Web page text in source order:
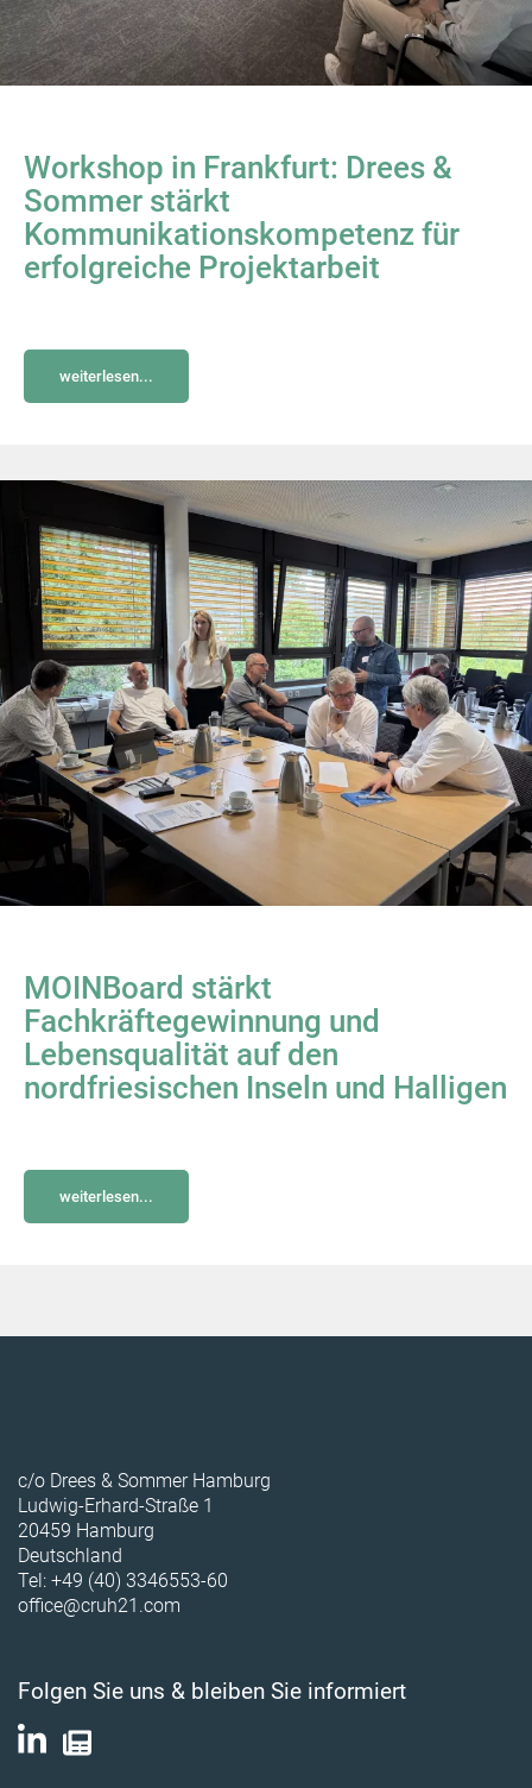
Workshop in Frankfurt: Drees &
Sommer stärkt
Kommunikationskompetenz für
erfolgreiche Projektarbeit
weiterlesen...
MOINBoard stärkt
Fachkräftegewinnung und
Lebensqualität auf den
nordfriesischen Inseln und Halligen
weiterlesen...
c/o Drees & Sommer Hamburg
Ludwig-Erhard-Straße 1
20459 Hamburg
Deutschland
Tel: +49 (40) 3346553-60
office@cruh21.com
Folgen Sie uns & bleiben Sie informiert